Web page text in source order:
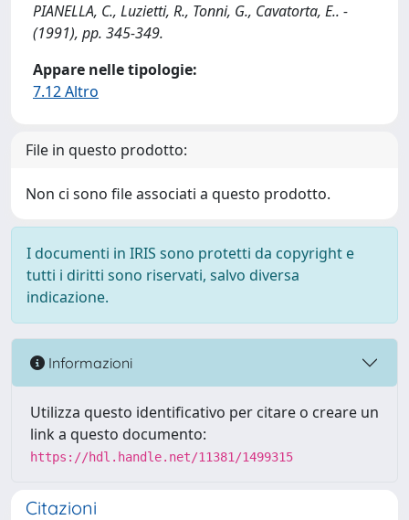
PIANELLA, C., Luzietti, R., Tonni, G., Cavatorta, E.. -
(1991), pp. 345-349.
Appare nelle tipologie:
7.12 Altro
File in questo prodotto:
Non ci sono file associati a questo prodotto.
I documenti in IRIS sono protetti da copyright e
tutti i diritti sono riservati, salvo diversa
indicazione.
Informazioni
Utilizza questo identificativo per citare o creare un
link a questo documento:
https://hdl.handle.net/11381/1499315
Citazioni